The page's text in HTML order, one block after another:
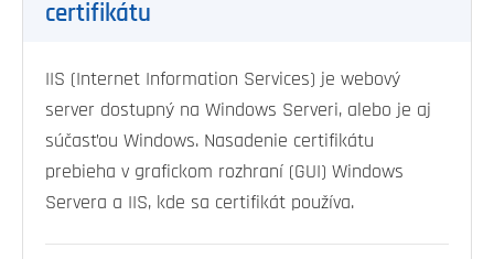
certifikátu
IIS (Internet Information Services) je webový
server dostupný na Windows Serveri, alebo je aj
súčasťou Windows. Nasadenie certifikátu
prebieha v grafickom rozhraní (GUI) Windows
Servera a IIS, kde sa certifikát používa.